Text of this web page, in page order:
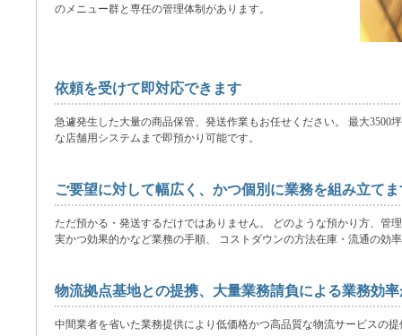
のメニュー群と専任の管理体制があります。
依頼を受けて即対応できます
急遽発生した大量の商品保管、発送作業もお任せください。 最大3500
な店舗用システムまで即預かり可能です。
ご要望に対して幅広く、かつ個別に業務を組み立てま
ただ預かる・発送するだけではありません。 どのような預かり方、管
実かつ効果的かなど業務の手順、 コストダウンの方法在庫・流通の効
物流拠点基地との提携、大量業務請負による業務効
中間業者を省いた業務提供により低価格かつ高品質な物流サービスの